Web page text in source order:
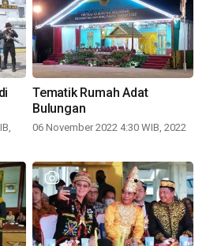
Tematik Rumah Adat
Bulungan
06 November 2022 4:30 WIB, 2022